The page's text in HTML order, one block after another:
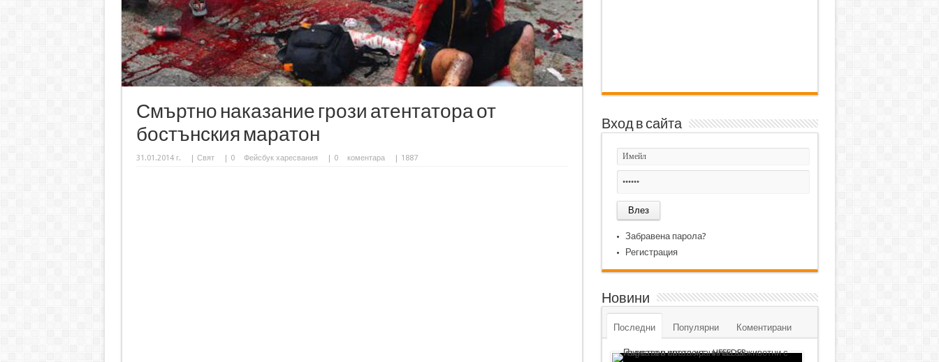
Смъртно наказание грози атентатора от
бостънския маратон
31.01.2014 г. | Свят | 0 Фейсбук харесвания | 0 коментара | 1887
Вход в сайта
Забравена парола?
Регистрация
Новини
Последни Популярни Коментирани